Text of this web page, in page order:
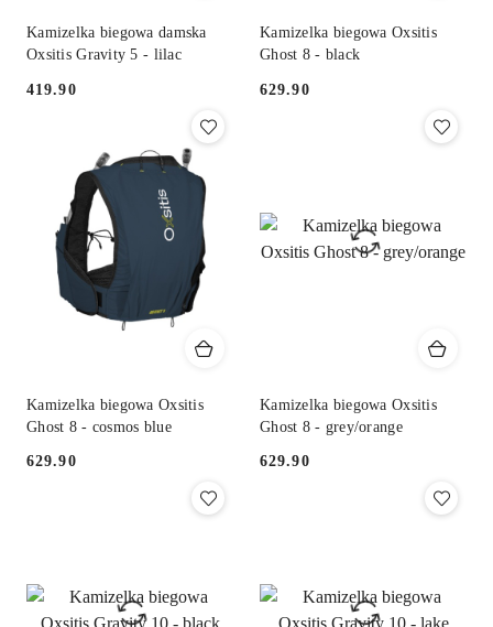
Kamizelka biegowa damska
Oxsitis Gravity 5 - lilac
Cena:
419.90
Kamizelka biegowa Oxsitis
Ghost 8 - black
Cena:
629.90
Kamizelka biegowa Oxsitis
Ghost 8 - cosmos blue
Cena:
629.90
Kamizelka biegowa Oxsitis
Ghost 8 - grey/orange
Cena:
629.90